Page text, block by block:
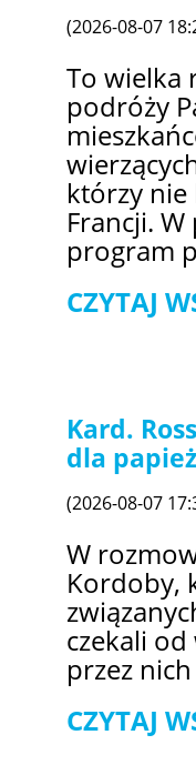
(2026-08-07
To wielka
podróży
którzy nie
Francji.
program
CZYTAJ
Kard.
dla
(2026-08-07
W
Kordoby,
czekali
przez
CZYTAJ